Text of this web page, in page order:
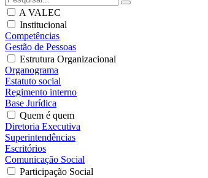
A VALEC
Institucional
Competências
Gestão de Pessoas
Estrutura Organizacional
Organograma
Estatuto social
Regimento interno
Base Jurídica
Quem é quem
Diretoria Executiva
Superintendências
Escritórios
Comunicação Social
Participação Social